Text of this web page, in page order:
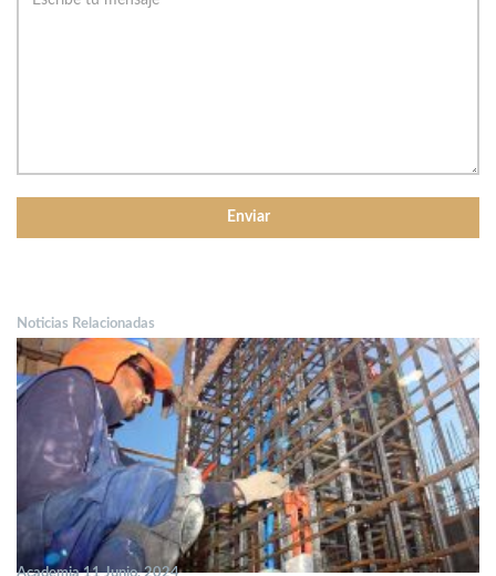
Noticias Relacionadas
Academia 11 Junio, 2024